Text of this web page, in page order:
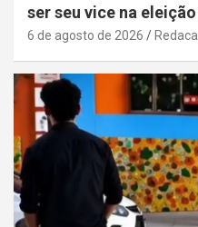
ser seu vice na
6 de agosto de 2026